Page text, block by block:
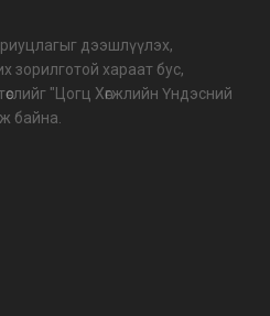
дээшлүүлэх,
зорилготой хараат бус,
"Цогц Хөгжлийн Үндэсний
байна.